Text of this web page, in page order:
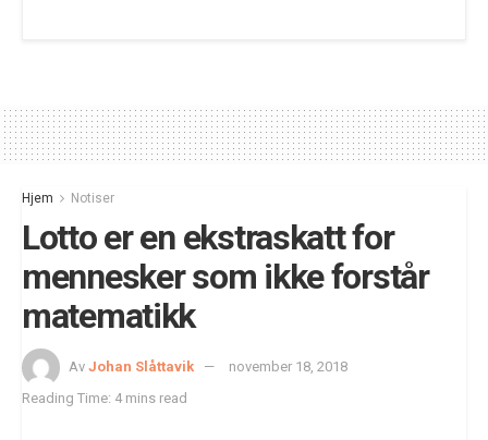
Hjem Notiser
Lotto er en ekstraskatt for
mennesker som ikke forstår
matematikk
Av Johan Slåttavik
november 18, 2018
Reading Time: 4 mins read